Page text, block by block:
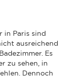
in Paris sind
ausreichend
Es
zu sehen, in
Dennoch